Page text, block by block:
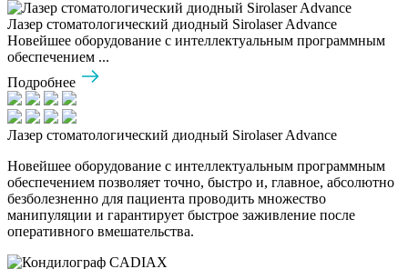
Лазер стоматологический диодный Sirolaser Advance
Новейшее оборудование с интеллектуальным программным
обеспечением ...
Подробнее
Лазер стоматологический диодный Sirolaser Advance
Новейшее оборудование с интеллектуальным программным
обеспечением позволяет точно, быстро и, главное, абсолютно
безболезненно для пациента проводить множество
манипуляции и гарантирует быстрое заживление после
оперативного вмешательства.